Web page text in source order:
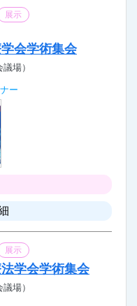
展示
会学術集会
場）
ー
展示
学会学術集会
場）